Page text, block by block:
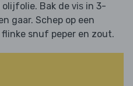
Bak de vis in 3-
gaar. Schep op een
snuf peper en zout.